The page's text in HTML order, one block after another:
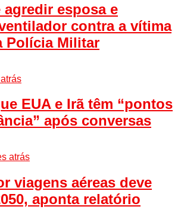
esposa e
contra a vítima
Polícia Militar
EUA e Irã têm “pontos
após conversas
atrás
viagens aéreas deve
aponta relatório